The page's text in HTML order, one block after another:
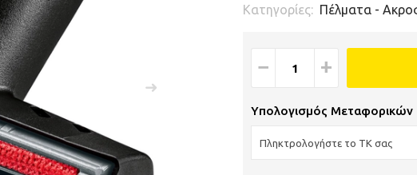
Κατηγορίες: Πέλματα -
− +
Υπολογισμός Μεταφορικών